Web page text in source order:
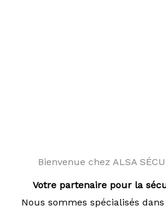
Bienvenue chez ALSA
Votre partenaire pour la
Nous sommes spécialisés